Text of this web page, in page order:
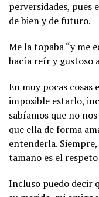
perversidades, pues
de bien y de futuro.
Me la topaba “y me
hacía reír y gustoso
En muy pocas cosas
imposible estarlo,
sabíamos que no
que ella de forma
entenderla.
tamaño es el
Incluso puedo decir